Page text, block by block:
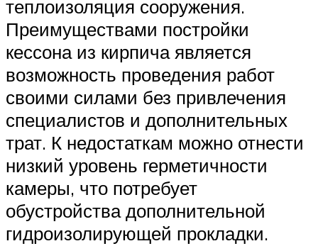
теплоизоляция сооружения.
Преимуществами постройки
кессона из кирпича является
возможность проведения работ
своими силами без привлечения
специалистов и дополнительных
трат. К недостаткам можно отнести
низкий уровень герметичности
камеры, что потребует
обустройства дополнительной
гидроизолирующей прокладки.